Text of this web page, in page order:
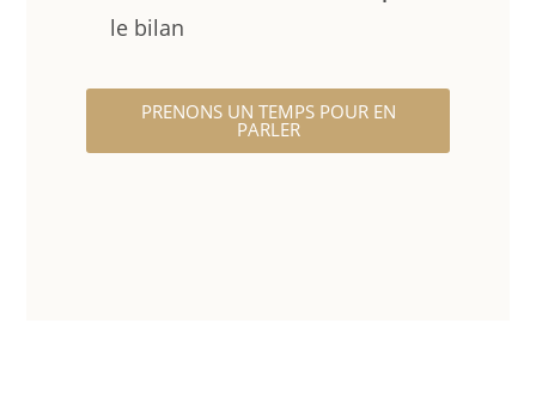
le bilan
PRENONS UN TEMPS POUR EN
PARLER